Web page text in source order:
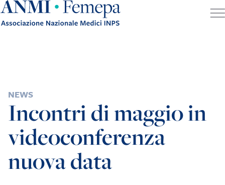
POSTED IN
NEWS
Incontri di maggio in
videoconferenza
nuova data